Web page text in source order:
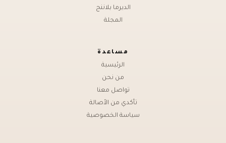
الديرما بلاننج
المجلة
مساعدة
الرئيسية
من نحن
تواصل معنا
تأكدي من الأصالة
سياسة الخصوصية